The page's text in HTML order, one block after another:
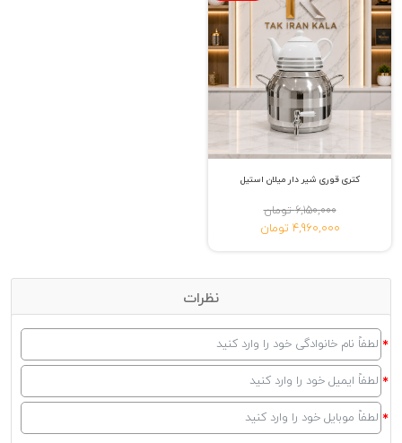
کتری قوری شیر دار میلان استیل
6,150,000 تومان
4,960,000 تومان
نظرات